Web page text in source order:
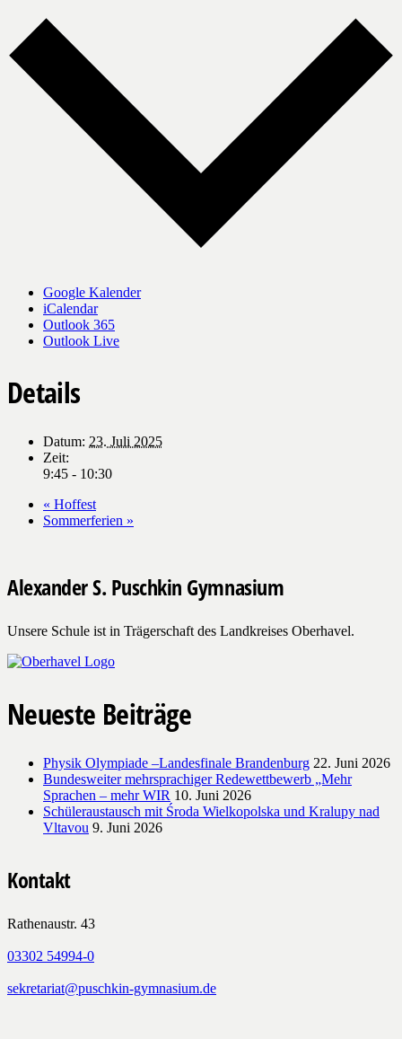
Google Kalender
iCalendar
Outlook 365
Outlook Live
Details
Datum: 23. Juli 2025
Zeit:
9:45 - 10:30
« Hoffest
Sommerferien »
Alexander S. Puschkin Gymnasium
Unsere Schule ist in Trägerschaft des Landkreises Oberhavel.
Neueste Beiträge
Physik Olympiade –Landesfinale Brandenburg 22. Juni 2026
Bundesweiter mehrsprachiger Redewettbewerb „Mehr
Sprachen – mehr WIR 10. Juni 2026
Schüleraustausch mit Środa Wielkopolska und Kralupy nad
Vltavou 9. Juni 2026
Kontakt
Rathenaustr. 43
03302 54994-0
sekretariat@puschkin-gymnasium.de